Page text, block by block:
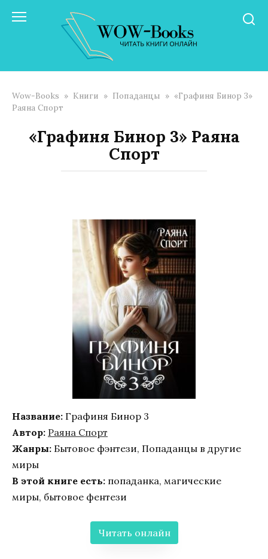
Wow-Books » Книги » Попаданцы » «Графиня Бинор 3»
Раяна Спорт
«Графиня Бинор 3» Раяна
Спорт
Название: Графиня Бинор 3
Автор: Раяна Спорт
Жанры: Бытовое фэнтези, Попаданцы в другие
миры
В этой книге есть: попаданка, магические
миры, бытовое фентези
Читать онлайн